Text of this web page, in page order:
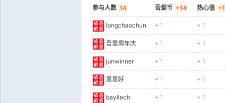
参与人数 14 吾爱币 +14 热心值
longchaochun + 1 + 1
吾爱周年庆 + 1 + 1
junwinner + 1 + 1
恩恩好 + 1 + 1
bayllech + 1 + 1